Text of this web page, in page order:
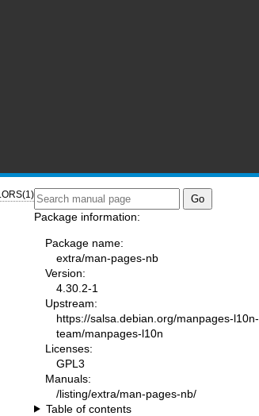
Package information:
Package name:
extra/man-pages-nb
Version:
4.30.2-1
Upstream:
https://salsa.debian.org/manpages-l10n-
team/manpages-l10n
Licenses:
GPL3
Manuals:
/listing/extra/man-pages-nb/
Table of contents